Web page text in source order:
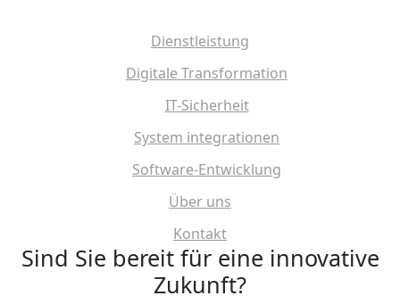
Dienstleistung
Digitale Transformation
IT-Sicherheit
System integrationen
Software-Entwicklung
Über uns
Kontakt
Sind Sie bereit für eine innovative
Zukunft?